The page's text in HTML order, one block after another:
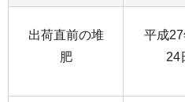
出荷直前の堆
肥
平成27
24